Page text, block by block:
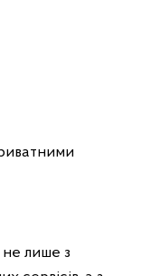
не лише з